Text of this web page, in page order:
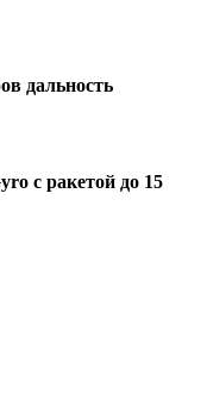
дальность
с ракетой до 15